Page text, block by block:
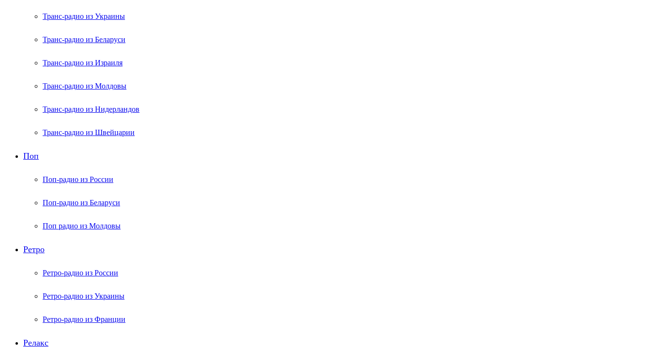
Транс-радио из Украины
Транс-радио из Беларуси
Транс-радио из Израиля
Транс-радио из Молдовы
Транс-радио из Нидерландов
Транс-радио из Швейцарии
Поп
Поп-радио из России
Поп-радио из Беларуси
Поп радио из Молдовы
Ретро
Ретро-радио из России
Ретро-радио из Украины
Ретро-радио из Франции
Релакс